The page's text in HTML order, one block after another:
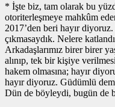
* İşte biz, tam olarak bu
otoriterleşmeye mahkûm
2017’den beri hayır
çıkmasaydık. Nelere
Arkadaşlarımız birer birer
alınıp, tek bir kişiye
hakem olmasına; hayır
hayır diyoruz. Güdümlü
Dün de böyleydi, bugün de